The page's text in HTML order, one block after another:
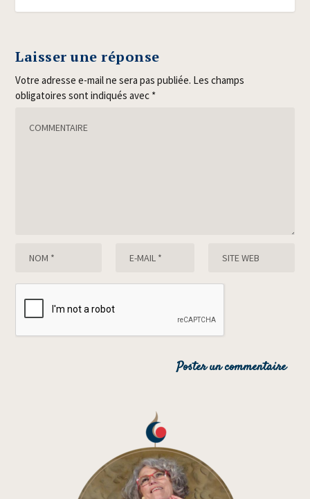
Laisser une réponse
Votre adresse e-mail ne sera pas publiée. Les champs
obligatoires sont indiqués avec *